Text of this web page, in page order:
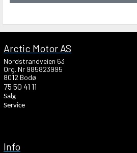
Info
Arctic Motor AS
Nordstrandveien 63
Org. Nr 985823995
8012 Bodø
75 50 41 11
Salg
Service